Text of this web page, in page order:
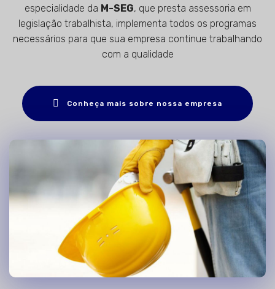
especialidade da M-SEG, que presta assessoria em
legislação trabalhista, implementa todos os programas
necessários para que sua empresa continue trabalhando
com a qualidade
Conheça mais sobre nossa empresa